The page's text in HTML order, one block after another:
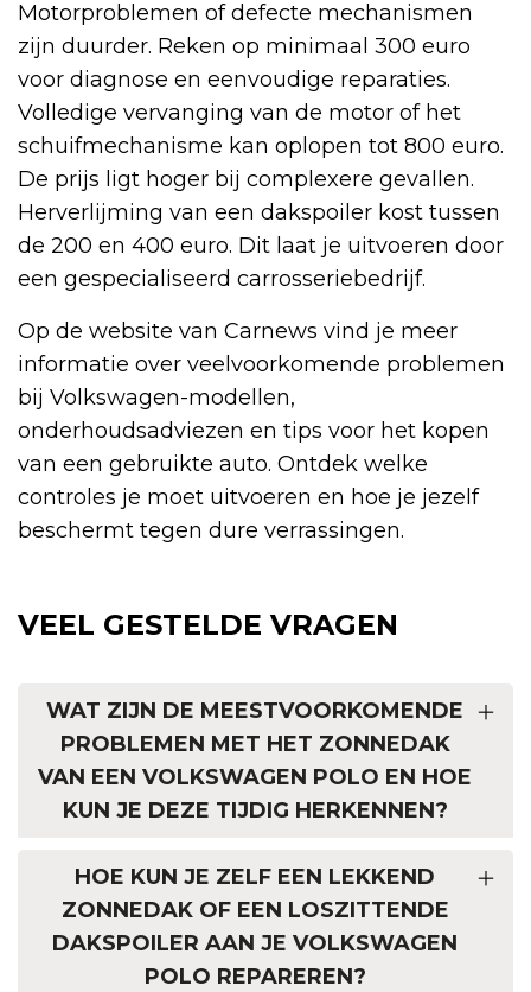
Motorproblemen of defecte mechanismen
zijn duurder. Reken op minimaal 300 euro
voor diagnose en eenvoudige reparaties.
Volledige vervanging van de motor of het
schuifmechanisme kan oplopen tot 800 euro.
De prijs ligt hoger bij complexere gevallen.
Herverlijming van een dakspoiler kost tussen
de 200 en 400 euro. Dit laat je uitvoeren door
een gespecialiseerd carrosseriebedrijf.
Op de website van Carnews vind je meer
informatie over veelvoorkomende problemen
bij Volkswagen-modellen,
onderhoudsadviezen en tips voor het kopen
van een gebruikte auto. Ontdek welke
controles je moet uitvoeren en hoe je jezelf
beschermt tegen dure verrassingen.
VEEL GESTELDE VRAGEN
WAT ZIJN DE MEESTVOORKOMENDE
PROBLEMEN MET HET ZONNEDAK
VAN EEN VOLKSWAGEN POLO EN HOE
KUN JE DEZE TIJDIG HERKENNEN?
HOE KUN JE ZELF EEN LEKKEND
ZONNEDAK OF EEN LOSZITTENDE
DAKSPOILER AAN JE VOLKSWAGEN
POLO REPAREREN?